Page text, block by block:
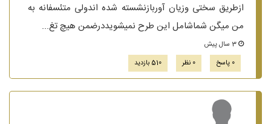
ازطریق سختی وزیان آوربازنشسته شده اندولی متئسفانه به
من میگن شماشامل این طرح نمیشویددرضمن هیچ تغ...
0 پاسخ
0 نظر 510 بازدید